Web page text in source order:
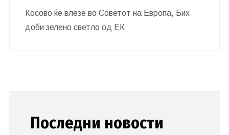
Косово ќе влезе во Советот на Европа, Бих
доби зелено светло од ЕК
Последни новости